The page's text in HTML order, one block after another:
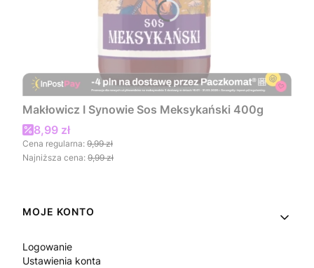
Makłowicz I Synowie Sos Meksykański 400g
Cena promocyjna
8,99 zł
Cena regularna: 9,99 zł
Najniższa cena: 9,99 zł
Linki w stopce
MOJE KONTO
Logowanie
Ustawienia konta